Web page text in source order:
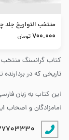
کتاب گرانسنگ منتخب
تاریخی که در
این کتاب به زبان
امامزادگان و اصحاب
منتخب التواریخ جلد
امام زین العابدین
700.000 تومان